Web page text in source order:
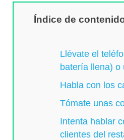
Índice de
Llévate el
batería llena) o
Habla con los
Tómate unas
Intenta hablar
clientes del